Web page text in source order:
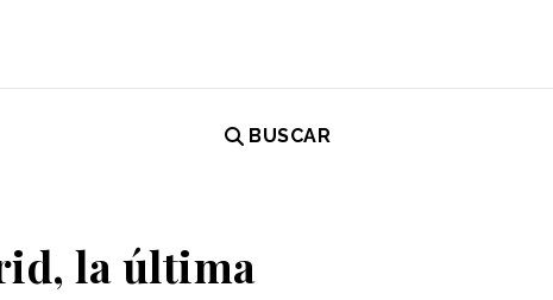
BUSCAR
la última